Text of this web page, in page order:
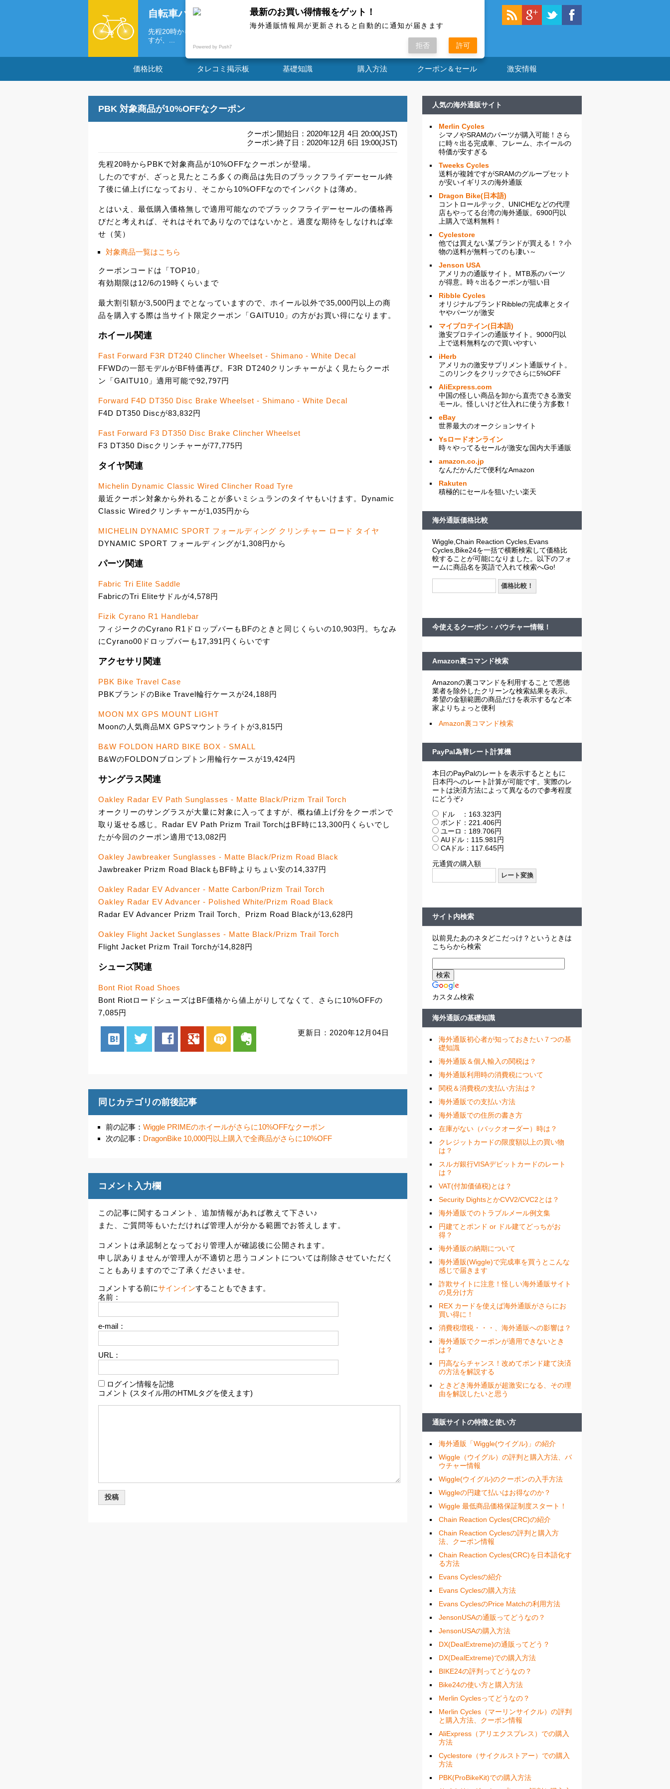
自転車パーツの海外通販情報局
先程20時からPBKで対象商品が10%OFFなクーポンが登場。 したので
すが、...
価格比較 タレコミ掲示板 基礎知識 購入方法 クーポン＆セール 激安情報
PBK 対象商品が10%OFFなクーポン
クーポン開始日：2020年12月 4日 20:00(JST)
クーポン終了日：2020年12月 6日 19:00(JST)
先程20時からPBKで対象商品が10%OFFなクーポンが登場。
したのですが、ざっと見たところ多くの商品は先日のブラックフライデーセール終
了後に値上げになっており、そこから10%OFFなのでインパクトは薄め。
とはいえ、最低購入価格無しで適用可能なのでブラックフライデーセールの価格再
びだと考えれば、それはそれでありなのではないかと。過度な期待をしなければ幸
せ（笑）
対象商品一覧はこちら
クーポンコードは「TOP10」
有効期限は12/6の19時くらいまで
最大割引額が3,500円までとなっていますので、ホイール以外で35,000円以上の商
品を購入する際は当サイト限定クーポン「GAITU10」の方がお買い得になります。
ホイール関連
Fast Forward F3R DT240 Clincher Wheelset - Shimano - White Decal
FFWDの一部モデルがBF特価再び。F3R DT240クリンチャーがよく見たらクーポ
ン「GAITU10」適用可能で92,797円
Forward F4D DT350 Disc Brake Wheelset - Shimano - White Decal
F4D DT350 Discが83,832円
Fast Forward F3 DT350 Disc Brake Clincher Wheelset
F3 DT350 Discクリンチャーが77,775円
タイヤ関連
Michelin Dynamic Classic Wired Clincher Road Tyre
最近クーポン対象から外れることが多いミシュランのタイヤもいけます。Dynamic
Classic Wiredクリンチャーが1,035円から
MICHELIN DYNAMIC SPORT フォールディング クリンチャー ロード タイヤ
DYNAMIC SPORT フォールディングが1,308円から
パーツ関連
Fabric Tri Elite Saddle
FabricのTri Eliteサドルが4,578円
Fizik Cyrano R1 Handlebar
フィジークのCyrano R1ドロップバーもBFのときと同じくらいの10,903円。ちなみ
にCyrano00ドロップバーも17,391円くらいです
アクセサリ関連
PBK Bike Travel Case
PBKブランドのBike Travel輪行ケースが24,188円
MOON MX GPS MOUNT LIGHT
Moonの人気商品MX GPSマウントライトが3,815円
B&W FOLDON HARD BIKE BOX - SMALL
B&WのFOLDONブロンプトン用輪行ケースが19,424円
サングラス関連
Oakley Radar EV Path Sunglasses - Matte Black/Prizm Trail Torch
オークリーのサングラスが大量に対象に入ってますが、概ね値上げ分をクーポンで
取り返せる感じ。Radar EV Path Prizm Trail TorchはBF時に13,300円くらいでし
たが今回のクーポン適用で13,082円
Oakley Jawbreaker Sunglasses - Matte Black/Prizm Road Black
Jawbreaker Prizm Road BlackもBF時よりちょい安の14,337円
Oakley Radar EV Advancer - Matte Carbon/Prizm Trail Torch
Oakley Radar EV Advancer - Polished White/Prizm Road Black
Radar EV Advancer Prizm Trail Torch、Prizm Road Blackが13,628円
Oakley Flight Jacket Sunglasses - Matte Black/Prizm Trail Torch
Flight Jacket Prizm Trail Torchが14,828円
シューズ関連
Bont Riot Road Shoes
Bont RiotロードシューズはBF価格から値上がりしてなくて、さらに10%OFFの
7,085円
hatenabookmark twitter facebook google mixi evernote 更新日：2020年12月04日
同じカテゴリの前後記事
前の記事： Wiggle PRIMEのホイールがさらに10%OFFなクーポン
次の記事： DragonBike 10,000円以上購入で全商品がさらに10%OFF
コメント入力欄
この記事に関するコメント、追加情報があれば教えて下さい♪
また、ご質問等もいただければ管理人が分かる範囲でお答えします。
コメントは承認制となっており管理人が確認後に公開されます。
申し訳ありませんが管理人が不適切と思うコメントについては削除させていただく
こともありますのでご了承くださいませ。
コメントする前にサインインすることもできます。
名前：
e-mail：
URL：
ログイン情報を記憶
コメント (スタイル用のHTMLタグを使えます)
人気の海外通販サイト
Merlin Cycles
シマノやSRAMのパーツが購入可能！さら
に時々出る完成車、フレーム、ホイールの
特価が安すぎる
Tweeks Cycles
送料が複雑ですがSRAMのグループセット
が安いイギリスの海外通販
Dragon Bike(日本語)
コントロールテック、UNICHEなどの代理
店もやってる台湾の海外通販。6900円以
上購入で送料無料！
Cyclestore
他では買えない某ブランドが買える！？小
物の送料が無料ってのも凄い～
Jenson USA
アメリカの通販サイト。MTB系のパーツ
が得意。時々出るクーポンが狙い目
Ribble Cycles
オリジナルブランドRibbleの完成車とタイ
ヤやパーツが激安
マイプロテイン(日本語)
激安プロテインの通販サイト。9000円以
上で送料無料なので買いやすい
iHerb
アメリカの激安サプリメント通販サイト。
このリンクをクリックでさらに5%OFF
AliExpress.com
中国の怪しい商品を卸から直売できる激安
モール。怪しいけど仕入れに使う方多数！
eBay
世界最大のオークションサイト
Ysロードオンライン
時々やってるセールが激安な国内大手通販
amazon.co.jp
なんだかんだで便利なAmazon
Rakuten
積極的にセールを狙いたい楽天
海外通販価格比較
Wiggle,Chain Reaction Cycles,Evans
Cycles,Bike24を一括で横断検索して価格比
較することが可能になりました。以下のフォ
ームに商品名を英語で入れて検索へGo!
今使えるクーポン・バウチャー情報！
Amazon裏コマンド検索
Amazonの裏コマンドを利用することで悪徳
業者を除外したクリーンな検索結果を表示。
希望の金額範囲の商品だけを表示するなど本
家よりちょっと便利
Amazon裏コマンド検索
PayPal為替レート計算機
本日のPayPalのレートを表示するとともに
日本円へのレート計算が可能です。実際のレ
ートは決済方法によって異なるので参考程度
にどうぞ♪
ドル ：163.323円
ポンド：221.406円
ユーロ：189.706円
AUドル：115.981円
CAドル：117.645円
元通貨の購入額
サイト内検索
以前見たあのネタどこだっけ？というときは
こちらから検索
カスタム検索
海外通販の基礎知識
海外通販初心者が知っておきたい７つの基
礎知識
海外通販＆個人輸入の関税は？
海外通販利用時の消費税について
関税＆消費税の支払い方法は？
海外通販での支払い方法
海外通販での住所の書き方
在庫がない（バックオーダー）時は？
クレジットカードの限度額以上の買い物
は？
スルガ銀行VISAデビットカードのレート
は？
VAT(付加価値税)とは？
Security DightsとかCVV2/CVC2とは？
海外通販でのトラブルメール例文集
円建てとポンド or ドル建てどっちがお
得？
海外通販の納期について
海外通販(Wiggle)で完成車を買うとこんな
感じで届きます
詐欺サイトに注意！怪しい海外通販サイト
の見分け方
REX カードを使えば海外通販がさらにお
買い得に！
消費税増税・・・、海外通販への影響は？
海外通販でクーポンが適用できないとき
は？
円高ならチャンス！改めてポンド建て決済
の方法を解説する
ときどき海外通販が超激安になる、その理
由を解説したいと思う
通販サイトの特徴と使い方
海外通販「Wiggle(ウイグル)」の紹介
Wiggle（ウイグル）の評判と購入方法、バ
ウチャー情報
Wiggle(ウイグル)のクーポンの入手方法
Wiggleの円建て払いはお得なのか？
Wiggle 最低商品価格保証制度スタート！
Chain Reaction Cycles(CRC)の紹介
Chain Reaction Cyclesの評判と購入方
法、クーポン情報
Chain Reaction Cycles(CRC)を日本語化す
る方法
Evans Cyclesの紹介
Evans Cyclesの購入方法
Evans CyclesのPrice Matchの利用方法
JensonUSAの通販ってどうなの？
JensonUSAの購入方法
DX(DealExtreme)の通販ってどう？
DX(DealExtreme)での購入方法
BIKE24の評判ってどうなの？
Bike24の使い方と購入方法
Merlin Cyclesってどうなの？
Merlin Cycles（マーリンサイクル）の評判
と購入方法、クーポン情報
AliExpress（アリエクスプレス）での購入
方法
Cyclestore（サイクルストアー）での購入
方法
PBK(ProBikeKit)での購入方法
最新のお買い得情報をゲット！
海外通販情報局が更新されると自動的に通知が届きます
Powered by Push7 拒否 許可